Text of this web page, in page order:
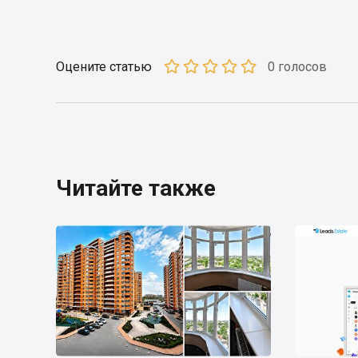
Оцените статью 0 голосов
Читайте также